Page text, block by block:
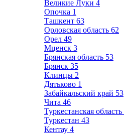
Великие Луки 4
Опочка 1
Ташкент 63
Орловская область 62
Орел 49
Мценск 3
Брянская область 53
Брянск 35
Клинцы 2
Дятьково 1
Забайкальский край 53
Чита 46
Туркестанская область
Туркестан 43
Кентау 4